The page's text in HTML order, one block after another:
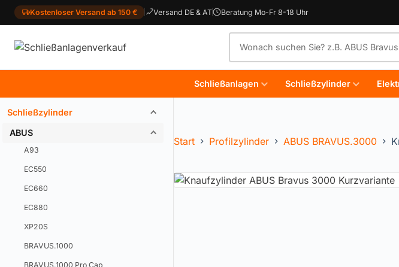
Kostenloser Versand ab 150 € Versand DE & AT Beratung Mo-Fr 8-18 Uhr
Schließanlagen Schließzylinder
Schließzylinder
ABUS
A93
EC550
EC660
EC880
XP20S
BRAVUS.1000
BRAVUS.1000 Pro Cap
Start Profilzylinder ABUS BRAVUS.3000